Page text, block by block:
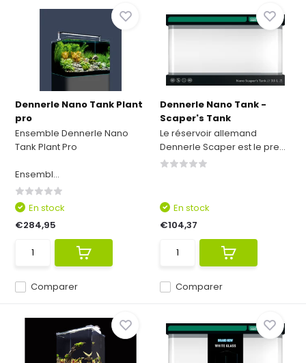
Dennerle Nano Tank Plant
pro
Ensemble Dennerle Nano
Tank Plant Pro
Ensembl...
Comparer
En stock
€284,95
Dennerle Nano Tank -
Scaper's Tank
Le réservoir allemand
Dennerle Scaper est le pre...
Comparer
En stock
€104,37